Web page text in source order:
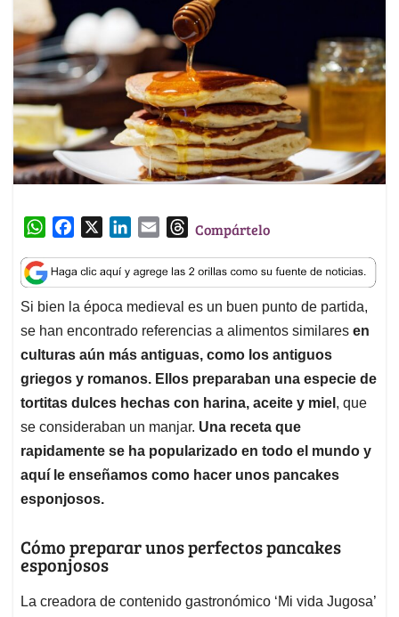
W
a
t
s
A
p
p
c
e
b
o
o
k
n
k
e
d
I
n
a
i
l
T
r
e
a
d
s
Compártelo
Si bien la época medieval es un buen punto de partida,
se han encontrado referencias a alimentos similares en
culturas aún más antiguas, como los antiguos
griegos y romanos. Ellos preparaban una especie de
tortitas dulces hechas con harina, aceite y miel , que
se consideraban un manjar. Una receta que
rapidamente se ha popularizado en todo el mundo y
aquí le enseñamos como hacer unos pancakes
esponjosos.
Cómo preparar unos perfectos pancakes
esponjosos
La creadora de contenido gastronómico ‘Mi vida Jugosa’